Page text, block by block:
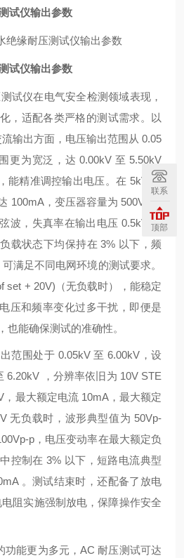
试仪输出参数
试仪输出参数
试仪在电气安全检测领域表现，
，适配各类严格的测试需求。以
输出方面，电压输出范围从 0.05
更为宽泛，达 0.00kV 至 5.50kV
能精准调控输出电压。在 5kV 输
100mA，变压器容量为 500VA，
波，失真率在输出电压 0.5kV 以
载状态下均保持在 3% 以下，频
满足不同电网环境的测试要求。
set + 20V)（无负载时），能稳定
压和频率变化过多干扰，即便是
也能确保测试的准确性。
范围处于 0.05kV 至 6.00kV，设
6.20kV ，分辨率依旧为 10V STE
，最大额定电流 10mA，最大额定
无负载时，波形典型值为 50Vp-
p，电压变动率在最大额定负
控制在 3% 以下，短路电流典型
。测试结束时，还配备了放电
阻实施强制放电，保障操作安全
功能更为多元，AC 耐压测试可达
联系
顶部